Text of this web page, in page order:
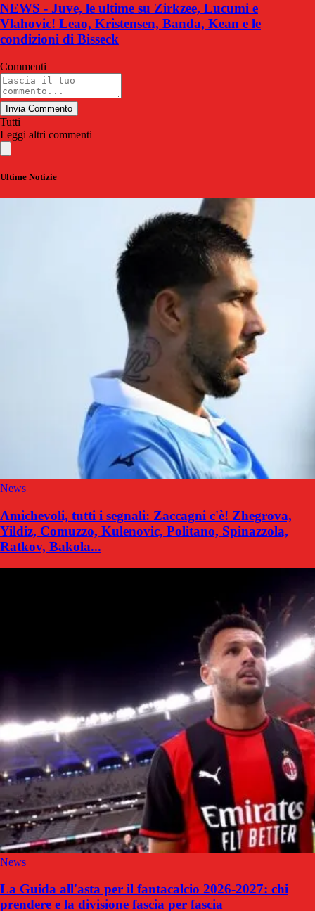
NEWS - Juve, le ultime su Zirkzee, Lucumi e
Vlahovic! Leao, Kristensen, Banda, Kean e le
condizioni di Bisseck
Commenti
Invia Commento
Tutti
Leggi altri commenti
Ultime Notizie
News
Amichevoli, tutti i segnali: Zaccagni c'è! Zhegrova,
Yildiz, Comuzzo, Kulenovic, Politano, Spinazzola,
Ratkov, Bakola...
News
La Guida all'asta per il fantacalcio 2026-2027: chi
prendere e la divisione fascia per fascia